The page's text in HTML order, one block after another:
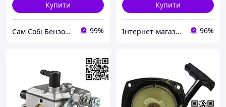
Купити
Сам Собі БензоМайстер ⚙️ 99%
Купити
Інтернет-магазин "Сам Собі Сервіс" 96%